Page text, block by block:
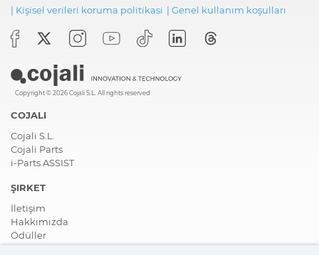
| Ki̇şi̇sel veri̇leri̇ koruma poli̇ti̇kasi | Genel kullanım koşulları
Copyright © 2026 Cojali S.L. All rights reserved
COJALI
Cojali S.L.
Cojali Parts
i-Parts ASSIST
ŞIRKET
İletişim
Hakkımızda
Ödüller
Sertifikalar